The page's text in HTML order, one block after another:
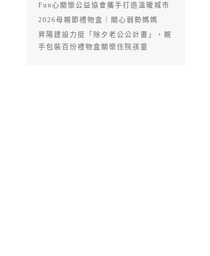
Fun心關懷公益協會攜手打造溫暖城市
2026母親節禮物盒｜關心弱勢媽媽
昇陽建設力挺「除夕老公公計畫」，親
手包裝百份禮物盒關懷住院孩童